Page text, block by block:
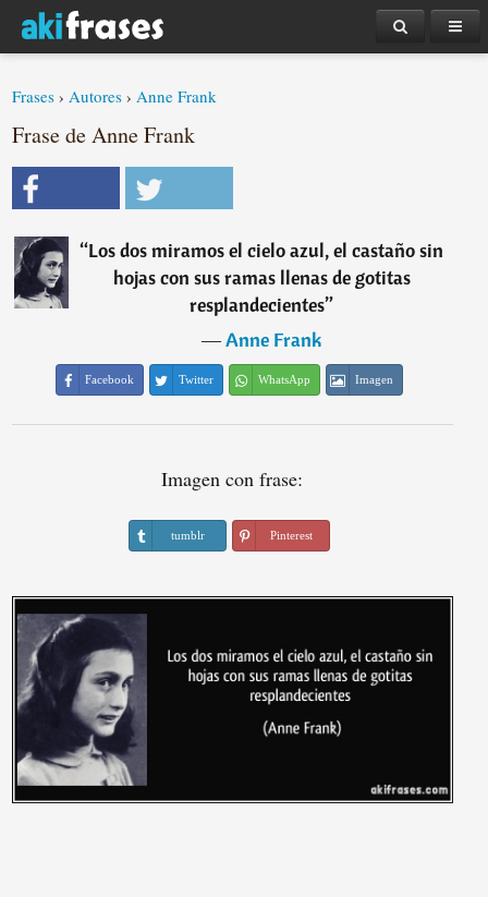
Frases ›Autores ›Anne Frank
Frase de Anne Frank
“Los dos miramos el cielo azul, el castaño sin
hojas con sus ramas llenas de gotitas
resplandecientes”
―Anne Frank
Facebook Twitter WhatsApp Imagen
Imagen con frase:
tumblr Pinterest